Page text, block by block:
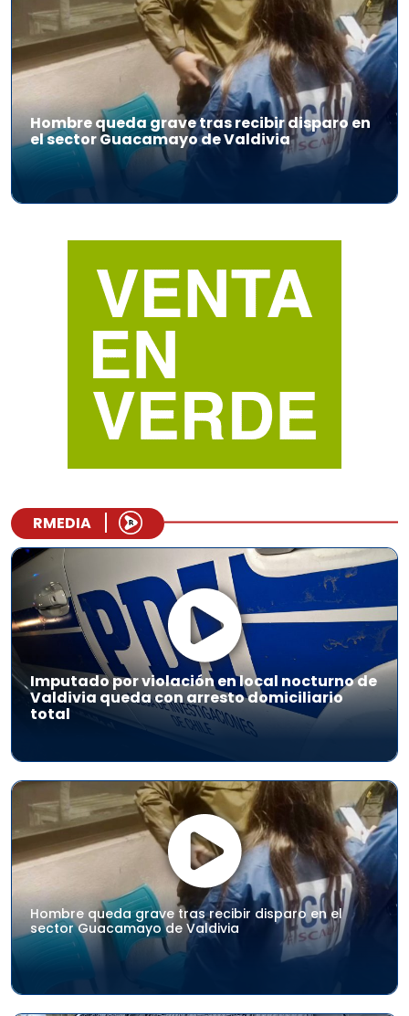
Hombre queda grave tras recibir disparo en
el sector Guacamayo de Valdivia
RMEDIA
Imputado por violación en local nocturno de
Valdivia queda con arresto domiciliario
total
Hombre queda grave tras recibir disparo en el
sector Guacamayo de Valdivia